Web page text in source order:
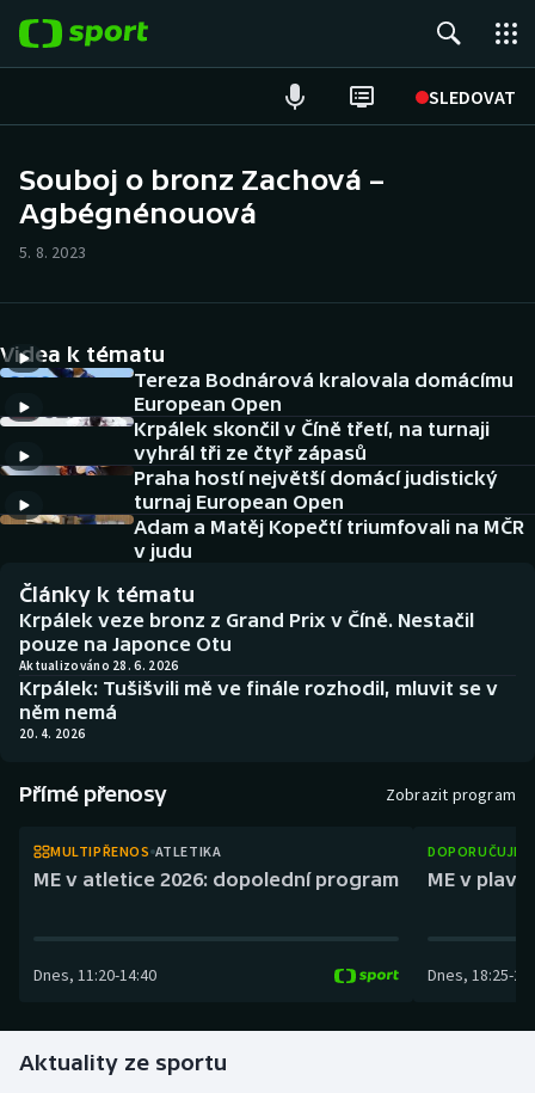
SLEDOVAT
Hokej
Cyklistika
DALŠÍ SPORTY
Americký fotbal
Baseball a softbal
Basketbal
Biatlon
Boby a skeleton
Box
Curling
Golf
NEPŘEHLÉDNĚTE
Historické návraty
Aplikace ČT sport
AZ kvíz
Souboj o bronz Zachová –
Agbégnénouová
5. 8. 2023
Videa k tématu
Tereza Bodnárová kralovala domácímu
European Open
Krpálek skončil v Číně třetí, na turnaji
vyhrál tři ze čtyř zápasů
Praha hostí největší domácí judistický
turnaj European Open
Adam a Matěj Kopečtí triumfovali na MČR
v judu
Články k tématu
Krpálek veze bronz z Grand Prix v Číně. Nestačil
pouze na Japonce Otu
Aktualizováno 28. 6. 2026
Krpálek: Tušišvili mě ve finále rozhodil, mluvit se v
něm nemá
20. 4. 2026
Přímé přenosy Zobrazit program
MULTIPŘENOS ATLETIKA
ME v atletice 2026: dopolední program
Dnes, 11:20-14:40
ME v
Dnes, 18:25-
Aktuality ze sportu